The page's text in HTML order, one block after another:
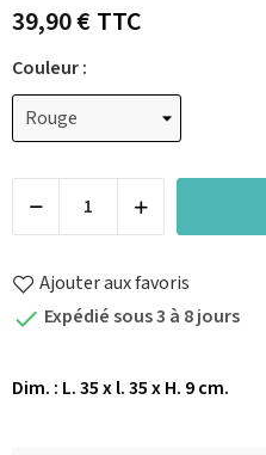
39,90 €TTC
Couleur :
Ajouter aux favoris
 Expédié sous 3 à 8 jours
Dim. : L. 35 x l. 35 x H. 9 cm.